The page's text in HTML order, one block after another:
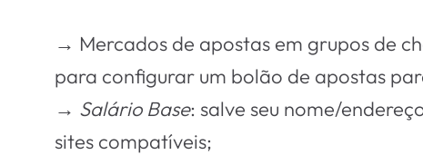
→ Mercados de apostas em grupos de
para configurar um bolão de apostas
→ Salário Base: salve seu nome/
sites compatíveis;